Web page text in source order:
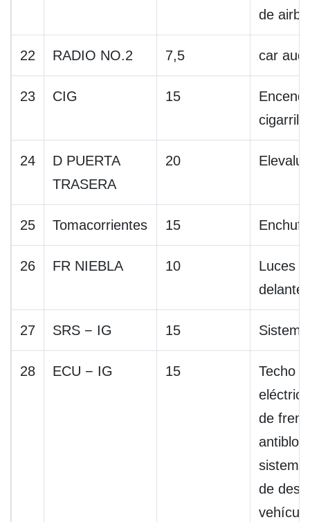
de
22 RADIO NO.2 7,5 car
23 CIG 15
24
D PUERTA
TRASERA
20
25 Tomacorrientes 15
26 FR NIEBLA 10
Luces
27 SRS − IG 15
28 ECU − IG 15
Techo
de
de